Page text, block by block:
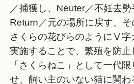
／捕獲し、Neuter／不妊去勢
Return／元の場所に戻す、
さくらの花びらのようにⅤ字
実施することで、繁殖を防止
「さくらねこ」として一代
せ、飼い主のいない猫に関